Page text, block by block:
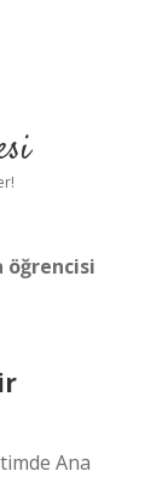
öğrencisi
Ana